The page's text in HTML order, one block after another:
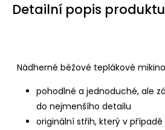
Detailní popis produktu
Nádherné béžové teplákové
pohodlné a jednoduché, ale
do nejmenšího detailu
originální střih, který v